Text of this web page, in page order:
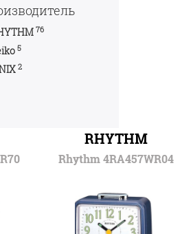
76
5
2
RHYTHM
Rhythm 4RA457WR04